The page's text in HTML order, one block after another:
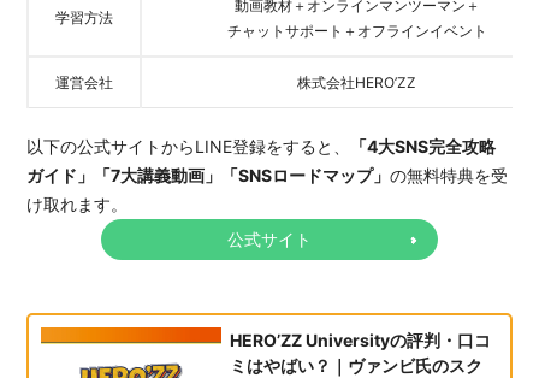
学習方法
動画教材＋オンラインマンツーマン＋
チャットサポート＋オフラインイベント
運営会社 株式会社HERO’ZZ
以下の公式サイトからLINE登録をすると、
「4大SNS完全攻略
ガイド」「7大講義動画」「SNSロードマップ」の無料特典を受
け取れます。
公式サイト
HERO’ZZ Universityの評判・口コ
ミはやばい？｜ヴァンビ氏のスク